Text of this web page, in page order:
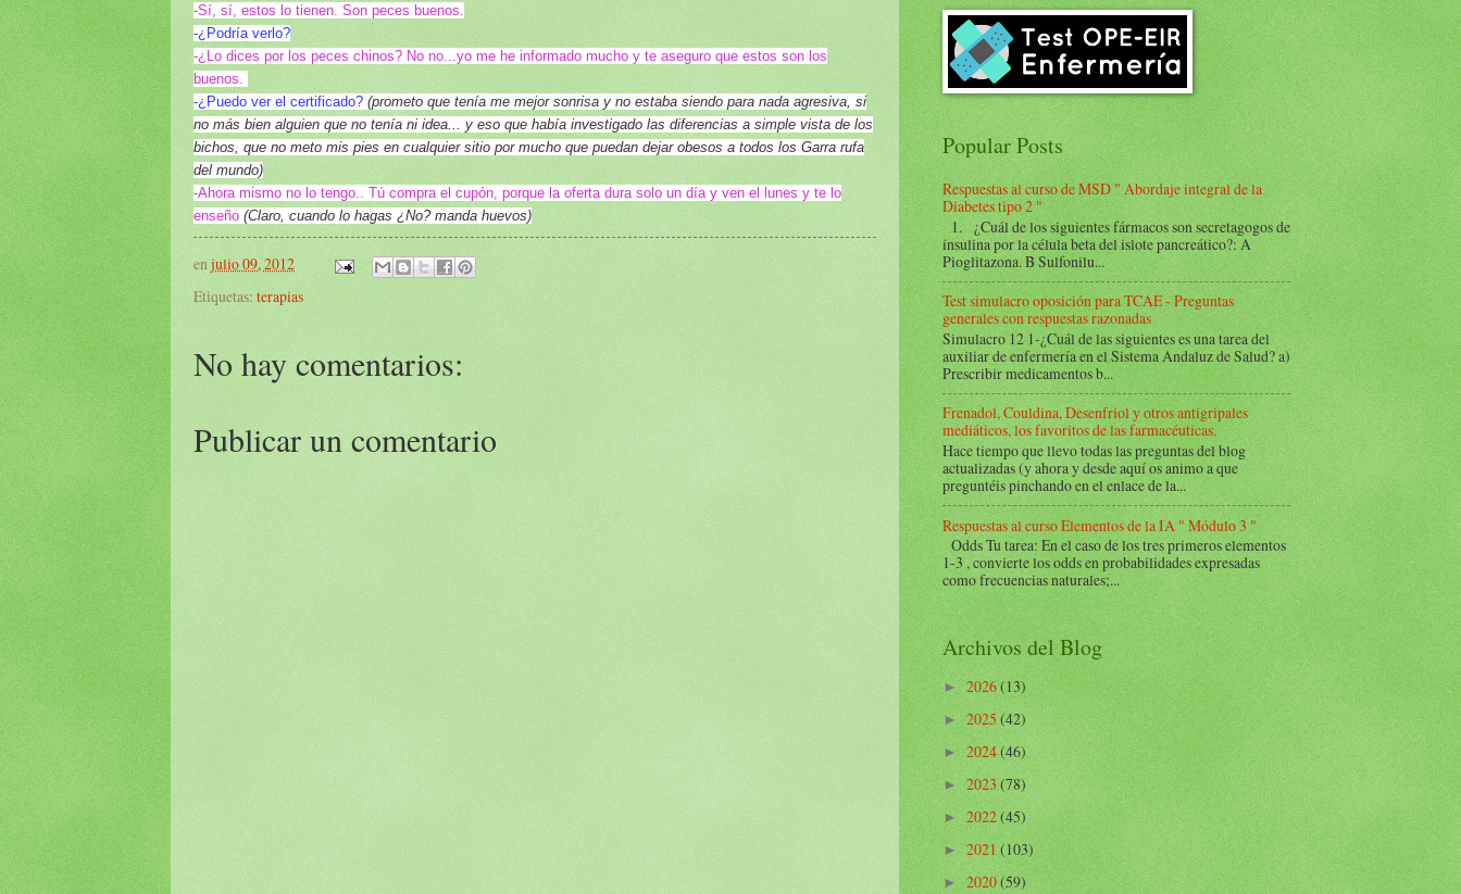
-Sí, sí, estos lo tienen. Son peces buenos.
-¿Podría verlo?
-¿Lo dices por los peces chinos? No no...yo me he informado mucho y te aseguro que estos son los
buenos.
-¿Puedo ver el certificado? (prometo que tenía me mejor sonrisa y no estaba siendo para nada agresiva, si
no más bien alguien que no tenía ni idea... y eso que había investigado las diferencias a simple vista de los
bichos, que no meto mis pies en cualquier sitio por mucho que puedan dejar obesos a todos los Garra rufa
del mundo)
-Ahora mismo no lo tengo.. Tú compra el cupón, porque la oferta dura solo un día y ven el lunes y te lo
enseño (Claro, cuando lo hagas ¿No? manda huevos)
enjulio 09, 2012
Etiquetas: terapias
No hay comentarios:
Publicar un comentario
Popular Posts
Respuestas al curso de MSD " Abordaje integral de la
Diabetes tipo 2 "
1. ¿Cuál de los siguientes fármacos son secretagogos de
insulina por la célula beta del islote pancreático?: A
Pioglitazona. B Sulfonilu...
Test simulacro oposición para TCAE - Preguntas
generales con respuestas razonadas
Simulacro 12 1-¿Cuál de las siguientes es una tarea del
auxiliar de enfermería en el Sistema Andaluz de Salud? a)
Prescribir medicamentos b...
Frenadol, Couldina, Desenfriol y otros antigripales
mediáticos, los favoritos de las farmacéuticas.
Hace tiempo que llevo todas las preguntas del blog
actualizadas (y ahora y desde aquí os animo a que
preguntéis pinchando en el enlace de la...
Respuestas al curso Elementos de la IA " Módulo 3 "
Odds Tu tarea: En el caso de los tres primeros elementos
1-3 , convierte los odds en probabilidades expresadas
como frecuencias naturales;...
Archivos del Blog
►2026(13)
►2025(42)
►2024(46)
►2023(78)
►2022(45)
►2021(103)
►2020(59)